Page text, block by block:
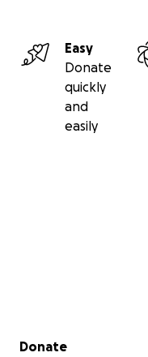
Easy
Donate
quickly
and
easily
Secondary menu
Donate